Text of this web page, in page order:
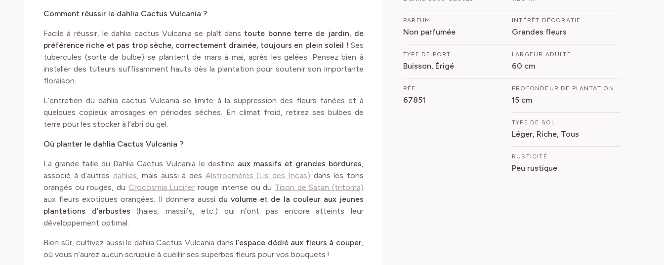
Comment réussir le dahlia Cactus Vulcania ?
Facile à réussir, le dahlia cactus Vulcania se plaît dans toute bonne terre de jardin, de
préférence riche et pas trop sèche, correctement drainée, toujours en plein soleil ! Ses
tubercules (sorte de bulbe) se plantent de mars à mai, après les gelées. Pensez bien à
installer des tuteurs suffisamment hauts dès la plantation pour soutenir son importante
floraison.
L’entretien du dahlia cactus Vulcania se limite à la suppression des fleurs fanées et à
quelques copieux arrosages en périodes sèches. En climat froid, retirez ses bulbes de
terre pour les stocker à l’abri du gel.
Où planter le dahlia Cactus Vulcania ?
La grande taille du Dahlia Cactus Vulcania le destine aux massifs et grandes bordures,
associé à d’autres dahlias, mais aussi à des Alstroemères (Lis des Incas) dans les tons
orangés ou rouges, du Crocosmia Lucifer rouge intense ou du Tison de Satan (tritoma)
aux fleurs exotiques orangées. Il donnera aussi du volume et de la couleur aux jeunes
plantations d’arbustes (haies, massifs, etc.) qui n’ont pas encore atteints leur
développement optimal.
Bien sûr, cultivez aussi le dahlia Cactus Vulcania dans l’espace dédié aux fleurs à couper,
où vous n’aurez aucun scrupule à cueillir ses superbes fleurs pour vos bouquets !
PARFUM
Non parfumée
TYPE DE PORT
Buisson, Érigé
RÉF
67851
INTÉRÊT DÉCORATIF
Grandes fleurs
LARGEUR ADULTE
60 cm
PROFONDEUR DE PLANTATION
15 cm
TYPE DE SOL
Léger, Riche, Tous
RUSTICITÉ
Peu rustique